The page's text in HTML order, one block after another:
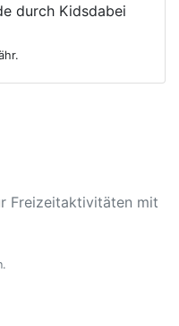
durch Kidsdabei
Freizeitaktivitäten mit